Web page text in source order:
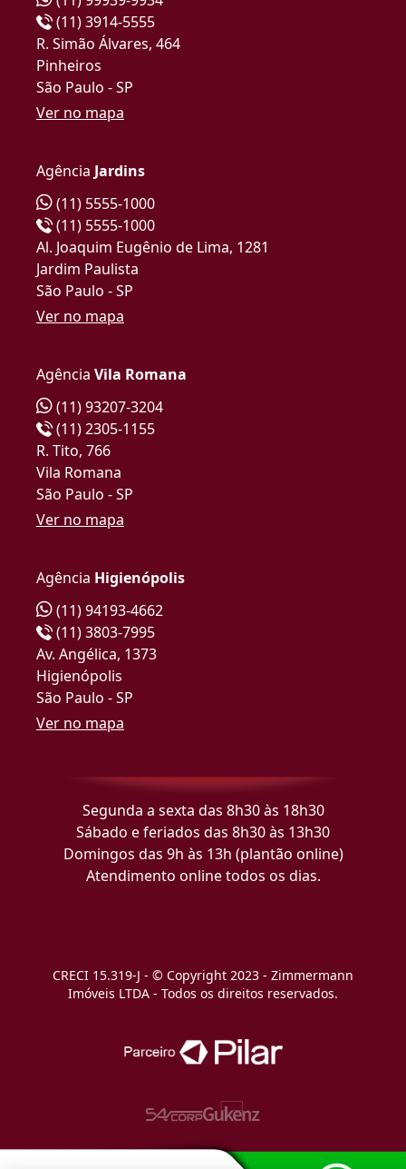
(11) 3914-5555
R. Simão Álvares, 464
Pinheiros
São Paulo - SP
Ver no mapa
Agência Jardins
(11) 5555-1000
(11) 5555-1000
Al. Joaquim Eugênio de Lima, 1281
Jardim Paulista
São Paulo - SP
Ver no mapa
Agência Vila Romana
(11) 93207-3204
(11) 2305-1155
R. Tito, 766
Vila Romana
São Paulo - SP
Ver no mapa
Agência Higienópolis
(11) 94193-4662
(11) 3803-7995
Av. Angélica, 1373
Higienópolis
São Paulo - SP
Ver no mapa
Segunda a sexta das 8h30 às 18h30
Sábado e feriados das 8h30 às 13h30
Domingos das 9h às 13h (plantão online)
Atendimento online todos os dias.
CRECI 15.319-J - © Copyright 2023 - Zimmermann
Imóveis LTDA - Todos os direitos reservados.